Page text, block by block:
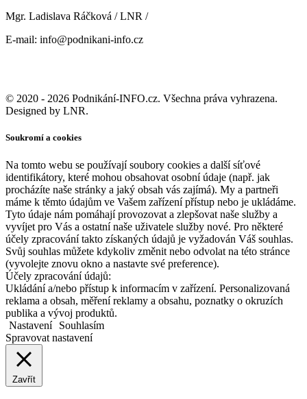
Mgr. Ladislava Ráčková / LNR /
E-mail: info@podnikani-info.cz
© 2020 - 2026 Podnikání-INFO.cz. Všechna práva vyhrazena.
Designed by LNR.
Soukromí a cookies
Na tomto webu se používají soubory cookies a další síťové
identifikátory, které mohou obsahovat osobní údaje (např. jak
procházíte naše stránky a jaký obsah vás zajímá). My a partneři
máme k těmto údajům ve Vašem zařízení přístup nebo je ukládáme.
Tyto údaje nám pomáhají provozovat a zlepšovat naše služby a
vyvíjet pro Vás a ostatní naše uživatele služby nové. Pro některé
účely zpracování takto získaných údajů je vyžadován Váš souhlas.
Svůj souhlas můžete kdykoliv změnit nebo odvolat na této stránce
(vyvolejte znovu okno a nastavte své preference).
Účely zpracování údajů:
Ukládání a/nebo přístup k informacím v zařízení. Personalizovaná
reklama a obsah, měření reklamy a obsahu, poznatky o okruzích
publika a vývoj produktů.
Nastavení
Souhlasím
Spravovat nastavení
Zavřít